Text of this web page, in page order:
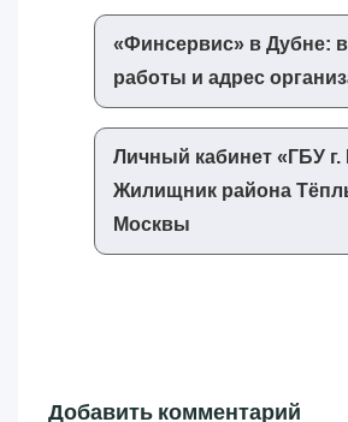
«‎Финсервис»‎ в Дубне:
работы и адрес
Личный кабинет «‎ГБУ
Жилищник района
Москвы
Добавить комментарий